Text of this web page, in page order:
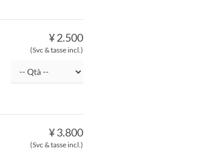
¥ 2.500
(Svc & tasse incl.)
¥ 3.800
(Svc & tasse incl.)